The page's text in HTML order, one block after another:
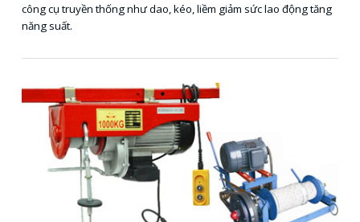
công cụ truyền thống như dao, kéo, liềm giảm sức lao động tăng
năng suất.